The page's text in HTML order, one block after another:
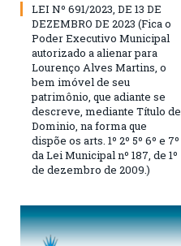
LEI Nº 691/2023, DE 13 DE
DEZEMBRO DE 2023 (Fica o
Poder Executivo Municipal
autorizado a alienar para
Lourenço Alves Martins, o
bem imóvel de seu
patrimônio, que adiante se
descreve, mediante Título de
Dominio, na forma que
dispõe os arts. 1º 2º 5º 6º e 7º
da Lei Municipal nº 187, de 1º
de dezembro de 2009.)